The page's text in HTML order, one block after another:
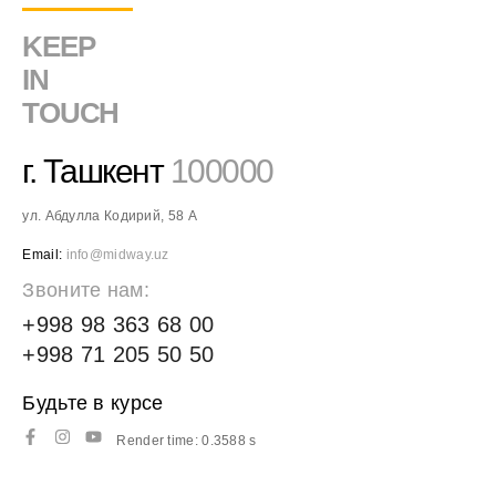
KEEP
IN
TOUCH
г. Ташкент100000
ул. Абдулла Кодирий, 58 А
Email: info@midway.uz
Звоните нам:
+998 98 363 68 00
+998 71 205 50 50
Будьте в курсе
Render time: 0.3588 s